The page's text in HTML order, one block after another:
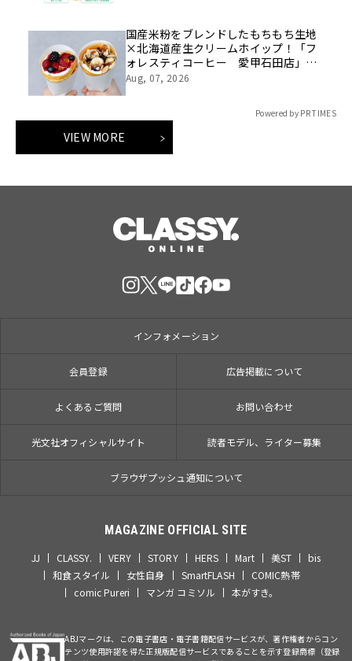
国産米粉をブレンドしたもちもち生地
×北海道産生クリームホイップ！「フ
ォレスティコーヒー 愛甲石田店」に
て、８月１７日（月）からクレープ販
Aug, 07, 2026
Powered by PR TIMES
VIEW MORE
インフォメーション
会員登録 広告掲載について
よくあるご質問 お問い合わせ
光文社オフィシャルサイト 読者モデル、ライター募集
ブラウザプッシュ通知について
MAGAZINE OFFICIAL SITE
JJ CLASSY. VERY STORY HERS Mart 美ST
bis
和食スタイル
女性自身 SmartFLASH
COMIC熱帯
comic Pureri
マンガ コミソル 本がすき。
ABJマークは、この電子書店・電子書籍配信サービスが、著作権者からコン
テンツ使用許諾を得た正規版配信サービスであることを示す登録商標（登録